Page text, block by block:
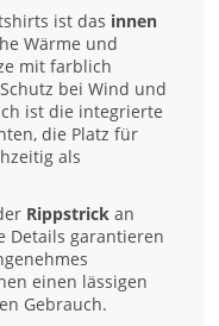
ist das innen
Wärme und
mit farblich
bei Wind und
ist die integrierte
die Platz für
als
Rippstrick an
Details garantieren
einen lässigen
Gebrauch.